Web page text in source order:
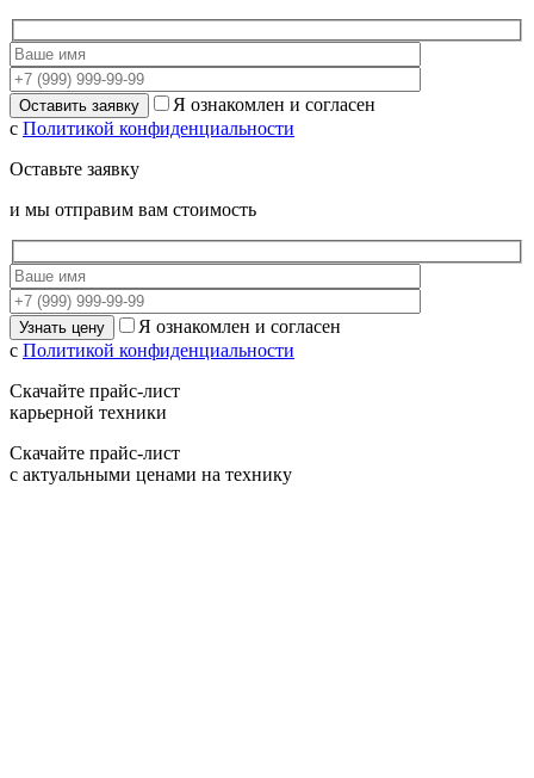
Я ознакомлен и согласен
с Политикой конфиденциальности
Оставьте заявку
и мы отправим вам стоимость
Я ознакомлен и согласен
с Политикой конфиденциальности
Скачайте прайс-лист
карьерной техники
Скачайте прайс-лист
с актуальными ценами на технику